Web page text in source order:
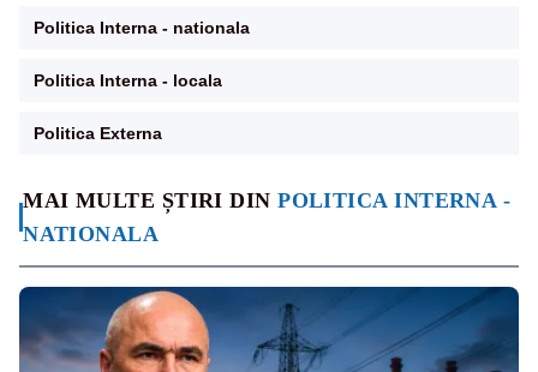
MAI MULTE ȘTIRI DINPOLITICA INTERNA -
NATIONALA
Politica Interna - nationala
Politica Interna - locala
Politica Externa